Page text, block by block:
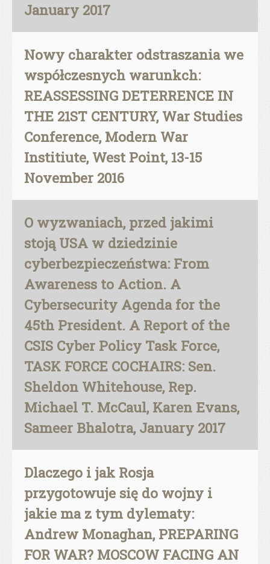
January 2017
Nowy charakter odstraszania we
współczesnych warunkch:
REASSESSING DETERRENCE IN
THE 21ST CENTURY, War Studies
Conference, Modern War
Institiute, West Point, 13-15
November 2016
O wyzwaniach, przed jakimi
stoją USA w dziedzinie
cyberbezpieczeństwa: From
Awareness to Action. A
Cybersecurity Agenda for the
45th President. A Report of the
CSIS Cyber Policy Task Force,
TASK FORCE COCHAIRS: Sen.
Sheldon Whitehouse, Rep.
Michael T. McCaul, Karen Evans,
Sameer Bhalotra, January 2017
Dlaczego i jak Rosja
przygotowuje się do wojny i
jakie ma z tym dylematy:
Andrew Monaghan, PREPARING
FOR WAR? MOSCOW FACING AN